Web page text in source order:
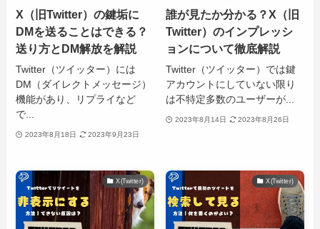
X（旧Twitter）の鍵垢に
DMを送ることはできる？
送り方とDM解放を解説
Twitter（ツイッター）には
DM（ダイレクトメッセージ）
機能があり、リプライなど
で...
2023年8月18日 2023年9月23日
誰が見たか分かる？X（旧
Twitter）のインプレッシ
ョンについて徹底解説
Twitter（ツイッター）では鍵
アカウントにしていない限り
は不特定多数のユーザーが...
2023年8月14日 2023年8月26日
X(Twitter) X(Twitter)